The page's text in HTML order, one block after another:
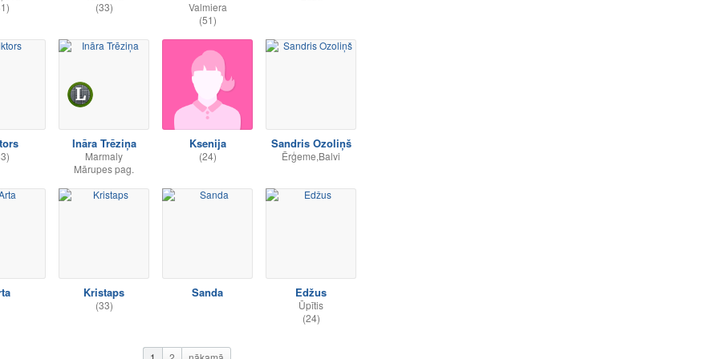
(33)
Valmiera
(51)
Ināra Trēziņa
Marmaly
Mārupes pag.
Ksenija
(24)
Sandris Ozoliņš
Ērģeme,Balvi
Kristaps
(33)
Sanda Edžus
Ūpītis
(24)